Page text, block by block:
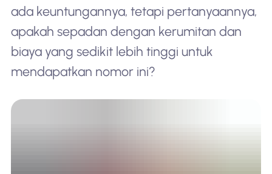
ada keuntungannya, tetapi pertanyaannya,
apakah sepadan dengan kerumitan dan
biaya yang sedikit lebih tinggi untuk
mendapatkan nomor ini?